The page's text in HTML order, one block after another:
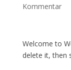
Kommentar
Welcome to
delete it, then